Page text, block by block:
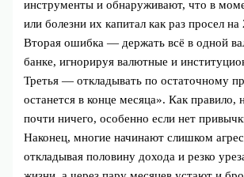
инструменты и обнаруживают, что в
или болезни их капитал как раз просел
Вторая ошибка — держать всё в одной
банке, игнорируя валютные и
Третья — откладывать по остаточному
останется в конце месяца». Как правило,
почти ничего, особенно если нет
Наконец, многие начинают слишком
откладывая половину дохода и резко